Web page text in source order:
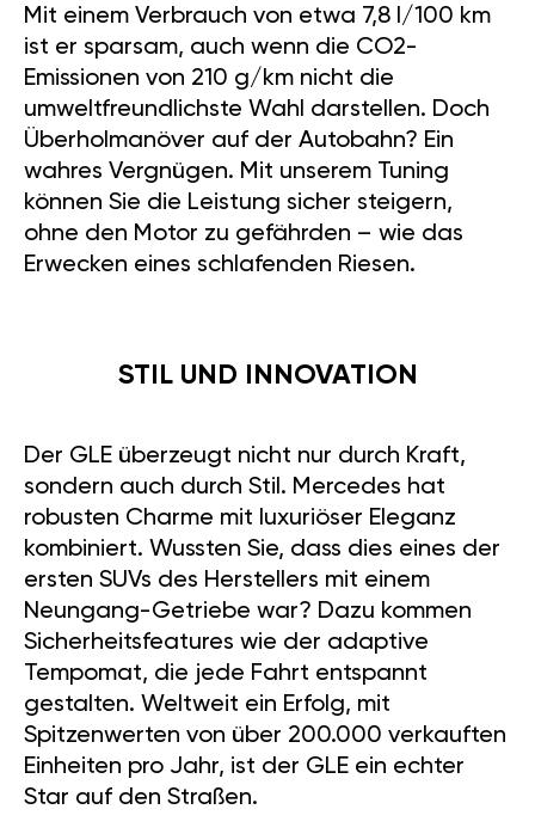
Mit einem Verbrauch von etwa 7,8 l/100 km
ist er sparsam, auch wenn die CO2-
Emissionen von 210 g/km nicht die
umweltfreundlichste Wahl darstellen. Doch
Überholmanöver auf der Autobahn? Ein
wahres Vergnügen. Mit unserem Tuning
können Sie die Leistung sicher steigern,
ohne den Motor zu gefährden – wie das
Erwecken eines schlafenden Riesen.
STIL UND INNOVATION
Der GLE überzeugt nicht nur durch Kraft,
sondern auch durch Stil. Mercedes hat
robusten Charme mit luxuriöser Eleganz
kombiniert. Wussten Sie, dass dies eines der
ersten SUVs des Herstellers mit einem
Neungang-Getriebe war? Dazu kommen
Sicherheitsfeatures wie der adaptive
Tempomat, die jede Fahrt entspannt
gestalten. Weltweit ein Erfolg, mit
Spitzenwerten von über 200.000 verkauften
Einheiten pro Jahr, ist der GLE ein echter
Star auf den Straßen.